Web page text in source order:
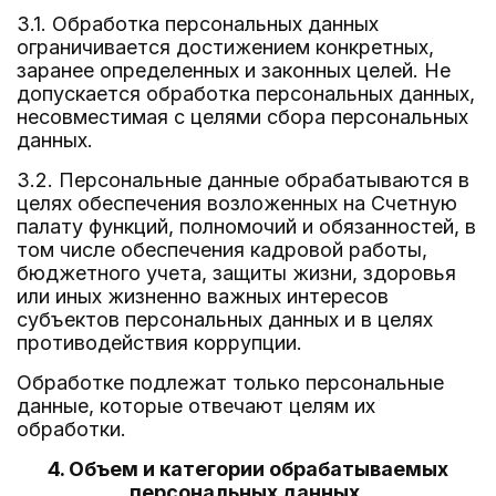
3.1. Обработка персональных данных
ограничивается достижением конкретных,
заранее определенных и законных целей. Не
допускается обработка персональных данных,
несовместимая с целями сбора персональных
данных.
3.2. Персональные данные обрабатываются в
целях обеспечения возложенных на Счетную
палату функций, полномочий и обязанностей, в
том числе обеспечения кадровой работы,
бюджетного учета, защиты жизни, здоровья
или иных жизненно важных интересов
субъектов персональных данных и в целях
противодействия коррупции.
Обработке подлежат только персональные
данные, которые отвечают целям их
обработки.
4. Объем и категории обрабатываемых